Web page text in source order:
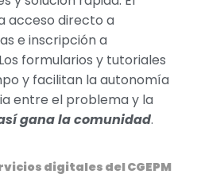
acceso directo a
e inscripción a
formularios y tutoriales
y facilitan la autonomía
entre el problema y la
gana la comunidad.
digitales del CGEPM